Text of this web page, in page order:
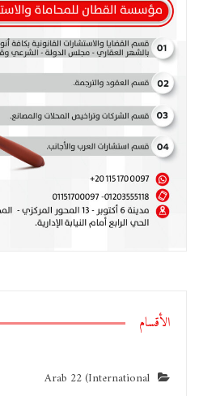
الأقسام
Arab 22 (International